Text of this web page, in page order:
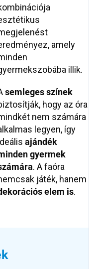
amely
illik.
semleges színek
hogy az óra
nem számára
legyen, így
ajándék
gyermek
. A faóra
játék, hanem
elem is.